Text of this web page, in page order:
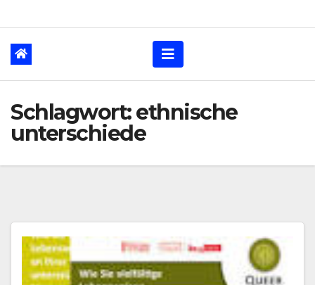
Schlagwort:ethnische
unterschiede